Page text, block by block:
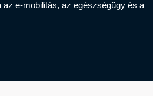
e-mobilitás, az egészségügy és a